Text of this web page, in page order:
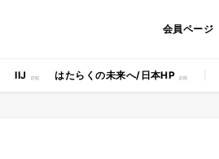
会員ページ
IIJ はたらくの未来へ/日本HP